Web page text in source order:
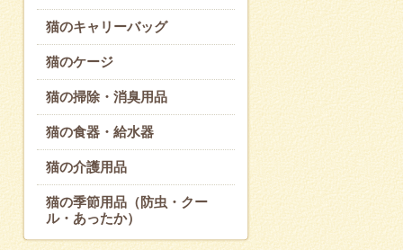
猫のキャリーバッグ
猫のケージ
猫の掃除・消臭用品
猫の食器・給水器
猫の介護用品
猫の季節用品（防虫・クー
ル・あったか）